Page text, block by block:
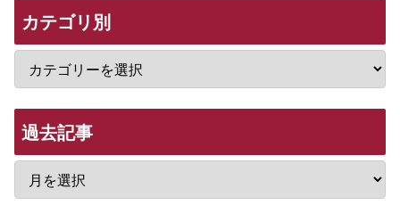
カテゴリ別
過去記事